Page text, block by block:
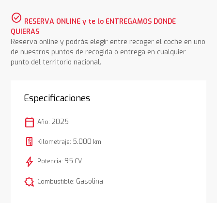
check_circle RESERVA ONLINE y te lo ENTREGAMOS DONDE
QUIERAS
Reserva online y podrás elegir entre recoger el coche en uno
de nuestros puntos de recogida o entrega en cualquier
punto del territorio nacional.
Especificaciones
calendar_today Año: 2025
Kilometraje: 5.000 km
bolt Potencia: 95 CV
comic_bubble Combustible: Gasolina